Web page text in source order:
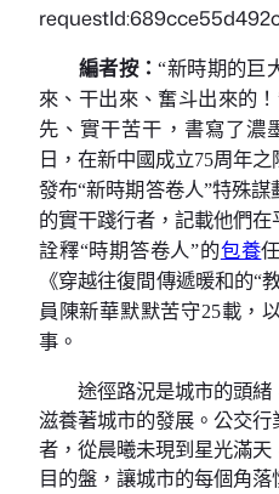
編者按：“新時期的巨
來、干出來、奮斗出來的
先、實干苦干，書寫了濃
日，在新中國成立75周年
發布“新時期答卷人”特殊
的實干踐行者，記載他們在
詮釋“時期答卷人”的包養
《穿越往復間傳遞暖和的“
員陳新華默默苦守25載，
事。
途徑路況是城市的頭緒
滋養著城市的發展。公交
者，從晨曦未現到星光滿
目的盤，讓城市的每個角落